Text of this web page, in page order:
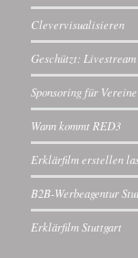
Clevervisualisieren
Geschützt:
Sponsoring für
Wann kommt RED3
Erklärfilm erstellen
B2B-Werbeagentur
Erklärfilm Stuttgart